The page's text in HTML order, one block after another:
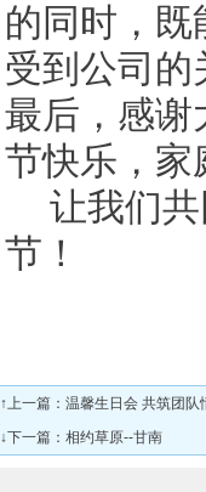
的同时， 既
受到公司的
最后，感谢
节快乐，家
让我们
节！
↑上一篇： 温馨生日会 共筑团队
↓下一篇： 相约草原--甘南